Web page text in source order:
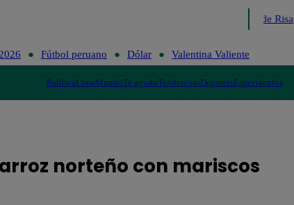
Me Caigo de Risa
Fútbol peruano Dólar Valentina Valiente
PolíticaLimaMundoTe ayudoTendenciasDeportesEspectáculos
norteño con mariscos